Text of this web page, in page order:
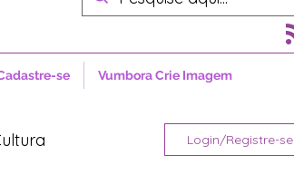
se Vumbora Crie Imagem
Login/Registre-se